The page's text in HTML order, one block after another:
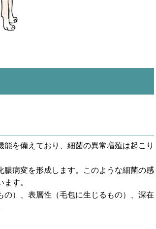
を備えており、細菌の異常増殖は起こり
膿病変を形成します。このような細菌の感
す。
）、表層性（毛包に生じるもの）、深在